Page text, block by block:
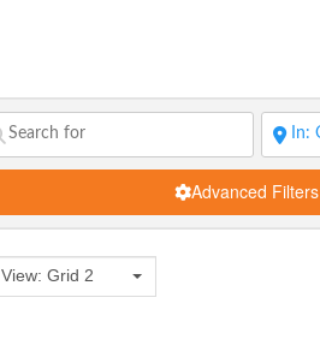
Advanced Filters
View: Grid 2